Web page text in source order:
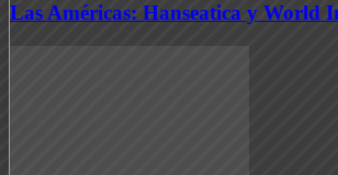
Las Américas: Hanseatica y World